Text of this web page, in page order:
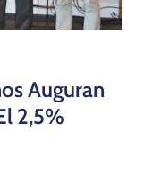
Auguran
2,5%